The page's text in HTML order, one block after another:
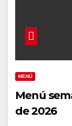
MENÚ
Menú
de 2026